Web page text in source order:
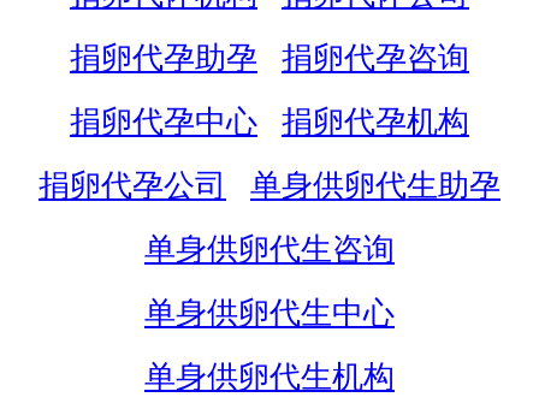
捐卵代孕助孕
捐卵代孕咨询
捐卵代孕中心
捐卵代孕机构
捐卵代孕公司
单身供卵代生助孕
单身供卵代生咨询
单身供卵代生中心
单身供卵代生机构